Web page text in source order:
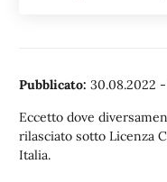
Pubblicato: 30.08.2022 -
Eccetto dove
rilasciato sotto Licenza
Italia.